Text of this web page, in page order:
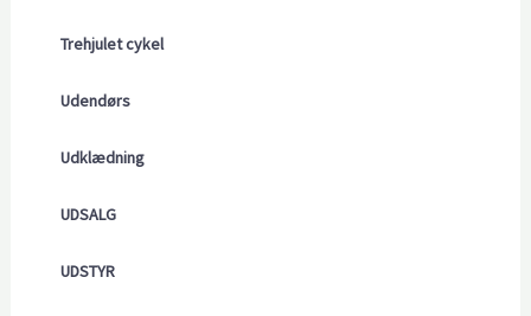
Trehjulet cykel
Udendørs
Udklædning
UDSALG
UDSTYR